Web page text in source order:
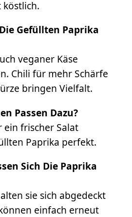
köstlich.
Gefüllten Paprika
veganer Käse
Chili für mehr Schärfe
bringen Vielfalt.
Passen Dazu?
ein frischer Salat
Paprika perfekt.
Sich Die Paprika
sie sich abgedeckt
einfach erneut